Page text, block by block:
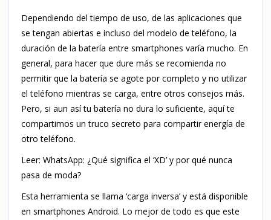
Dependiendo del tiempo de uso, de las aplicaciones que
se tengan abiertas e incluso del modelo de teléfono, la
duración de la batería entre smartphones varía mucho. En
general, para hacer que dure más se recomienda no
permitir que la batería se agote por completo y no utilizar
el teléfono mientras se carga, entre otros consejos más.
Pero, si aun así tu batería no dura lo suficiente, aquí te
compartimos un truco secreto para compartir energía de
otro teléfono.
Leer: WhatsApp: ¿Qué significa el ‘XD’ y por qué nunca
pasa de moda?
Esta herramienta se llama ‘carga inversa’ y está disponible
en smartphones Android. Lo mejor de todo es que este